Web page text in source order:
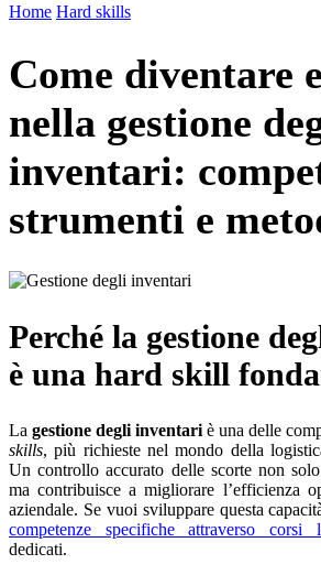
Home Hard skills
Come diventare
nella gestione
inventari:
strumenti e
Perché la gestione
è una hard skill
La gestione degli inventari è una delle
skills, più richieste nel mondo della
Un controllo accurato delle scorte non
ma contribuisce a migliorare l’efficienza
aziendale. Se vuoi sviluppare questa
competenze specifiche attraverso corsi
dedicati.